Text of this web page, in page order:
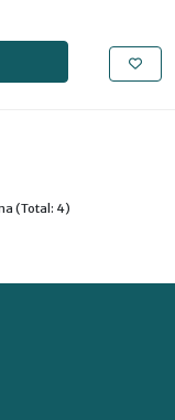
(Total: 4)